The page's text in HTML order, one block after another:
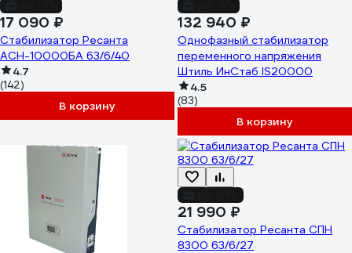
17 090 ₽
Стабилизатор Ресанта
АСН-10000БА 63/6/40
4.7
(142)
В корзину
132 940 ₽
Однофазный стабилизатор
переменного напряжения
Штиль ИнСтаб IS20000
4.5
(83)
В корзину
21 990 ₽
Стабилизатор Ресанта СПН
8300 63/6/27